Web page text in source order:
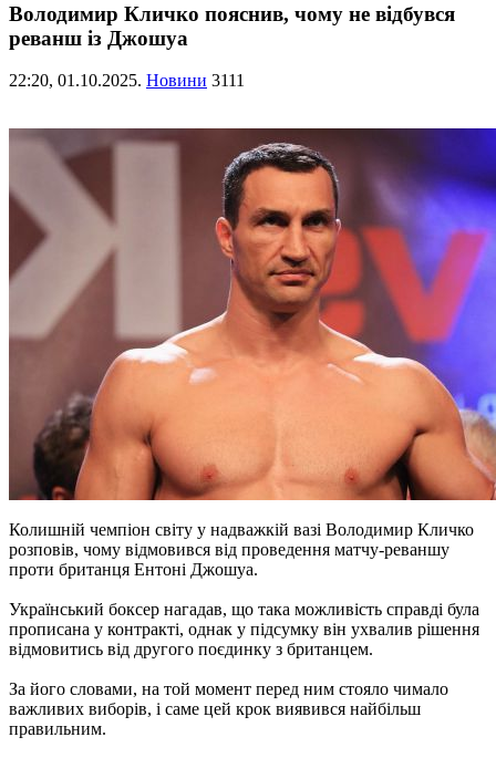
Володимир Кличко пояснив, чому не відбувся
реванш із Джошуа
22:20, 01.10.2025. Новини 3111
Колишній чемпіон світу у надважкій вазі Володимир Кличко
розповів, чому відмовився від проведення матчу-реваншу
проти британця Ентоні Джошуа.
Український боксер нагадав, що така можливість справді була
прописана у контракті, однак у підсумку він ухвалив рішення
відмовитись від другого поєдинку з британцем.
За його словами, на той момент перед ним стояло чимало
важливих виборів, і саме цей крок виявився найбільш
правильним.